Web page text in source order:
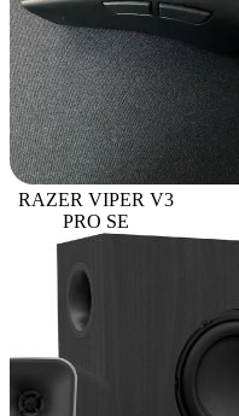
RAZER VIPER V3
PRO SE